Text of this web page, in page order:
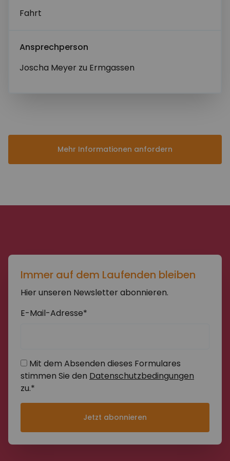
Fahrt
Ansprechperson
Joscha Meyer zu Ermgassen
Mehr Informationen anfordern
Nachricht*
Abschicken
Immer auf dem Laufenden bleiben
Hier unseren Newsletter abonnieren.
E-Mail-Adresse*
Mit dem Absenden dieses Formulares
stimmen Sie den Datenschutzbedingungen
zu.*
Jetzt abonnieren